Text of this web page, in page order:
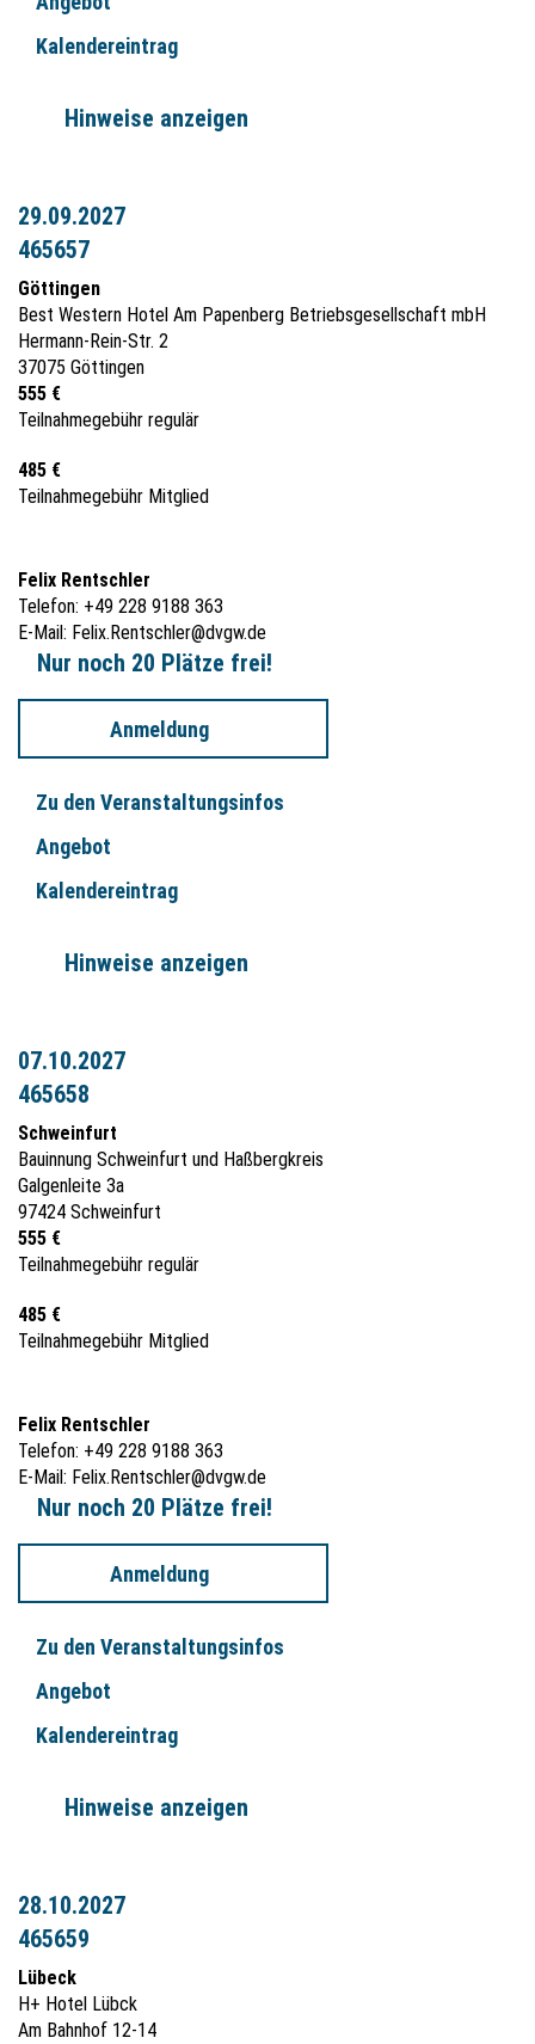
Kalendereintrag
Hinweise anzeigen
29.09.2027
465657
Göttingen
Best Western Hotel Am Papenberg Betriebsgesellschaft mbH
Hermann-Rein-Str. 2
37075 Göttingen
555 €
Teilnahmegebühr regulär
485 €
Teilnahmegebühr Mitglied
Felix Rentschler
Telefon: +49 228 9188 363
E-Mail: Felix.Rentschler@dvgw.de
Nur noch 20 Plätze frei!
Anmeldung
Zu den Veranstaltungsinfos
Angebot
Kalendereintrag
Hinweise anzeigen
07.10.2027
465658
Schweinfurt
Bauinnung Schweinfurt und Haßbergkreis
Galgenleite 3a
97424 Schweinfurt
555 €
Teilnahmegebühr regulär
485 €
Teilnahmegebühr Mitglied
Felix Rentschler
Telefon: +49 228 9188 363
E-Mail: Felix.Rentschler@dvgw.de
Nur noch 20 Plätze frei!
Anmeldung
Zu den Veranstaltungsinfos
Angebot
Kalendereintrag
Hinweise anzeigen
28.10.2027
465659
Lübeck
H+ Hotel Lübck
Am Bahnhof 12-14